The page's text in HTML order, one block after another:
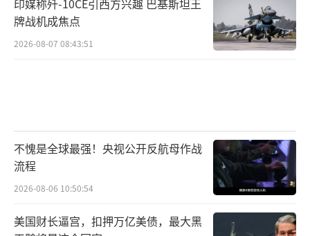
印媒称歼-10CE引西方兴趣 巴基斯坦王
牌战机成焦点
2026-08-07 08:43:51
不愧是全球最强！央视公开反航母作战
流程
2026-08-06 10:50:54
美国财长逼宫，扣押万亿美债，最大黑